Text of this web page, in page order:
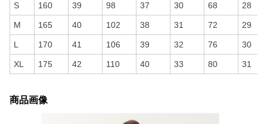
S 160 39 98 37 30 68 28
M 165 40 102 38 31 72 29
L 170 41 106 39 32 76 30
XL 175 42 110 40 33 80 31
商品画像